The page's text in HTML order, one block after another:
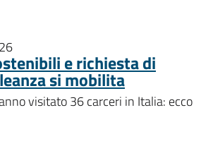
e richiesta di
si mobilita
visitato 36 carceri in Italia: ecco